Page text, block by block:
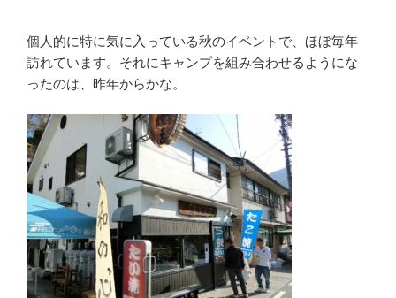
個人的に特に気に入っている秋のイベントで、ほぼ毎年
訪れています。それにキャンプを組み合わせるようにな
ったのは、昨年からかな。